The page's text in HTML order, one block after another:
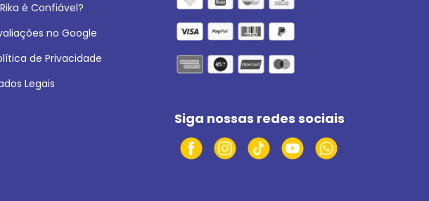
é Confiável?
no Google
de Privacidade
Legais
Siga nossas redes sociais